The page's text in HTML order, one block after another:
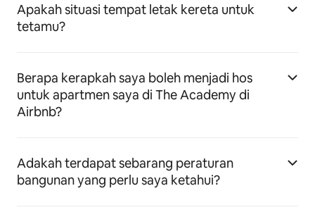
Apakah situasi tempat letak kereta untuk
tetamu?
Berapa kerapkah saya boleh menjadi hos
untuk apartmen saya di The Academy di
Airbnb?
Adakah terdapat sebarang peraturan
bangunan yang perlu saya ketahui?